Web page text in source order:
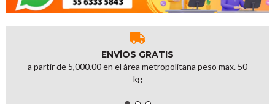
ENVÍOS GRATIS
a partir de 5,000.00 en el área metropolitana peso max. 50
kg